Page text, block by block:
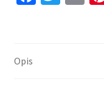
Dodi
Opis